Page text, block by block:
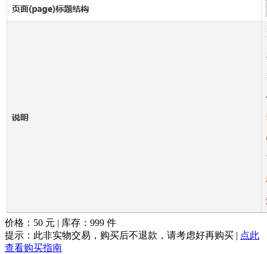
价格： 50 元 | 库存： 999 件
提示：此非实物交易，购买后不退款，请考虑好再购买 | 点此
查看购买指南